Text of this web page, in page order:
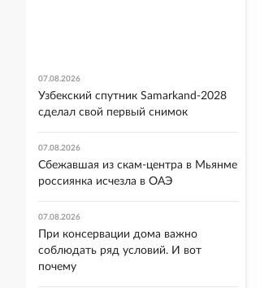
07.08.2026
Узбекский спутник Samarkand-2028
сделал свой первый снимок
07.08.2026
Сбежавшая из скам-центра в Мьянме
россиянка исчезла в ОАЭ
07.08.2026
При консервации дома важно
соблюдать ряд условий. И вот
почему